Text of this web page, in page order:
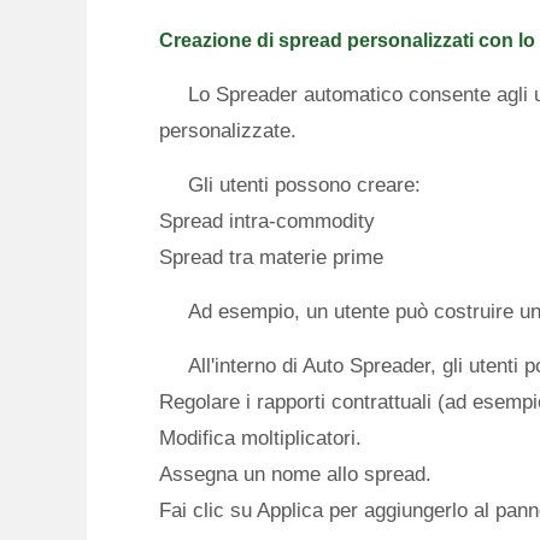
Creazione di spread personalizzati con
Lo Spreader automatico consente
personalizzate.
Gli utenti possono creare:
Spread intra-commodity
Spread tra materie prime
Ad esempio, un utente può costruire
All'interno di Auto Spreader, gli utenti
Regolare i rapporti contrattuali (ad
Modifica moltiplicatori.
Assegna un nome allo spread.
Fai clic su Applica per aggiungerlo al